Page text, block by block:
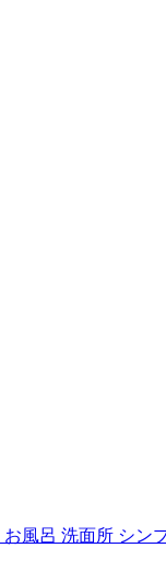
風呂 洗面所 シン